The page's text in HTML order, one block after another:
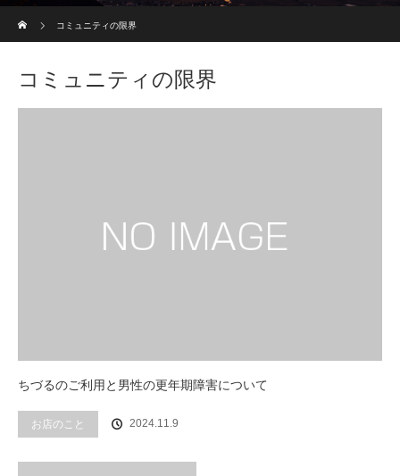
コミュニティの限界
コミュニティの限界
ちづるのご利用と男性の更年期障害について
お店のこと 2024.11.9